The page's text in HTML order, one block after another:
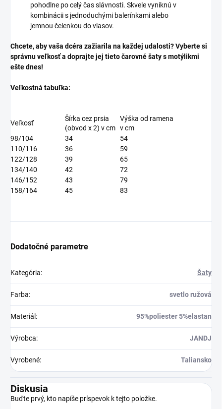
pohodlne po celý čas slávnosti. Skvele vyniknú v
kombinácii s jednoduchými balerínkami alebo
jemnou čelenkou do vlasov.
Chcete, aby vaša dcéra zažiarila na každej udalosti? Vyberte si
správnu veľkosť a doprajte jej tieto čarovné šaty s motýlikmi
ešte dnes!
Veľkostná tabuľka:
Veľkosť
Šírka cez prsia
(obvod x 2) v cm
Výška od ramena
v cm
98/104
34
54
110/116
36
59
122/128
39
65
134/140
42
72
146/152
43
79
158/164
45 83
Dodatočné parametre
Kategória: Šaty
Farba: svetlo ružová
Materiál : 95%poliester 5%elastan
Výrobca: JANDJ
Vyrobené: Taliansko
Diskusia
Buďte prvý, kto napíše príspevok k tejto položke.